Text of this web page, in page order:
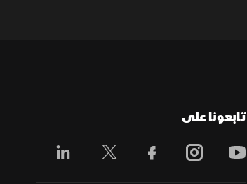
تابعونا على